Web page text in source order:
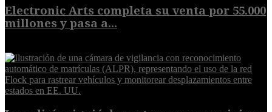
Electronic Arts completa su venta por 55.000
millones y pasa a...